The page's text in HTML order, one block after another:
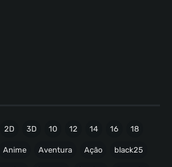
2D 3D 10 12 14 16 18
Anime Aventura Ação black25